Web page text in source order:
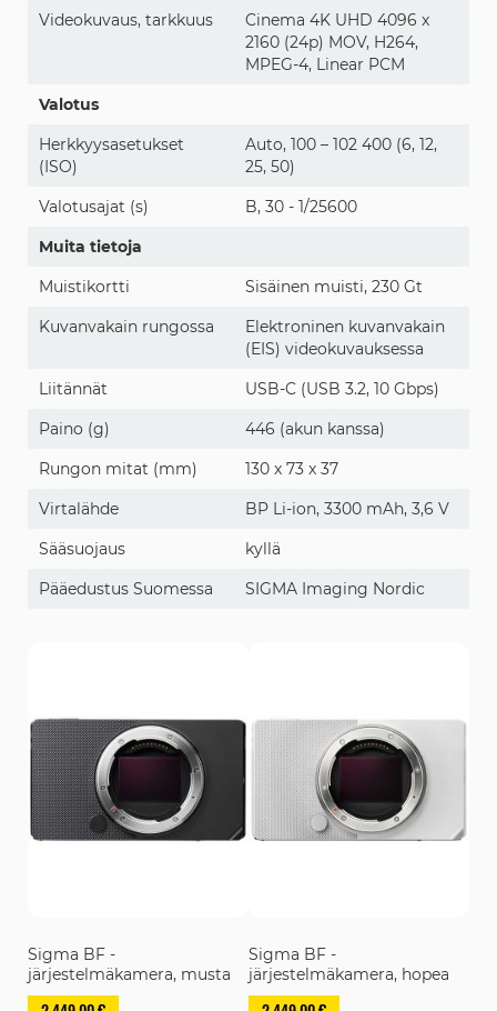
Videokuvaus, tarkkuus
Cinema 4K UHD 4096 x
2160 (24p) MOV, H264,
MPEG-4, Linear PCM
Valotus
Herkkyysasetukset
(ISO)
Auto, 100 – 102 400 (6, 12,
25, 50)
Valotusajat (s)
B, 30 - 1/25600
Muita tietoja
Muistikortti
Sisäinen muisti, 230 Gt
Kuvanvakain rungossa
Elektroninen kuvanvakain
(EIS) videokuvauksessa
Liitännät
USB-C (USB 3.2, 10 Gbps)
Paino (g)
446 (akun kanssa)
Rungon mitat (mm)
130 x 73 x 37
Virtalähde
BP Li-ion, 3300 mAh, 3,6 V
Sääsuojaus
kyllä
Pääedustus Suomessa
SIGMA Imaging Nordic
Sigma BF -
järjestelmäkamera, musta
Sigma BF -
järjestelmäkamera, hopea